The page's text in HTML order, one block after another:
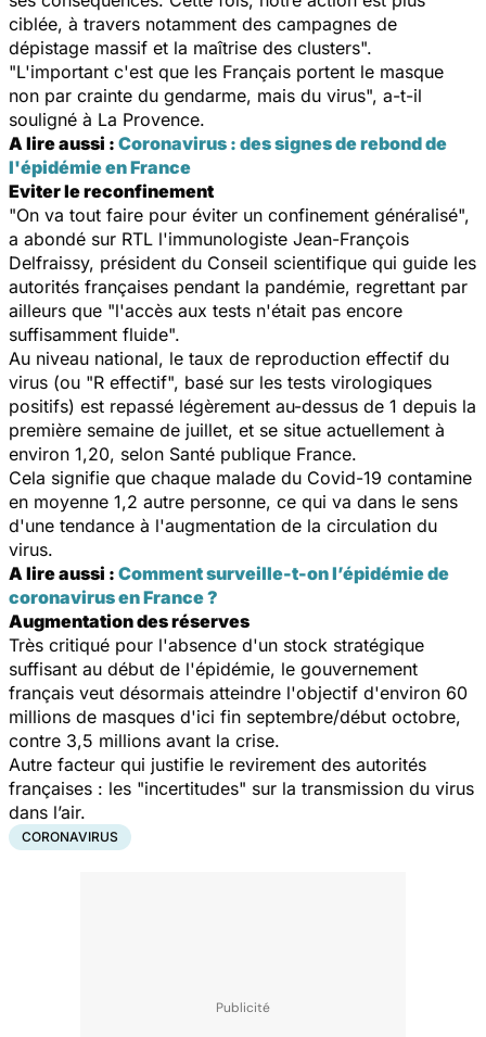
ciblée, à travers notamment des campagnes de
dépistage massif et la maîtrise des clusters".
"L'important c'est que les Français portent le masque
non par crainte du gendarme, mais du virus", a-t-il
souligné à La Provence.
A lire aussi : Coronavirus : des signes de rebond de
l'épidémie en France
Eviter le reconfinement
"On va tout faire pour éviter un confinement généralisé",
a abondé sur RTL l'immunologiste Jean-François
Delfraissy, président du Conseil scientifique qui guide les
autorités françaises pendant la pandémie, regrettant par
ailleurs que "l'accès aux tests n'était pas encore
suffisamment fluide".
Au niveau national, le taux de reproduction effectif du
virus (ou "R effectif", basé sur les tests virologiques
positifs) est repassé légèrement au-dessus de 1 depuis la
première semaine de juillet, et se situe actuellement à
environ 1,20, selon Santé publique France.
Cela signifie que chaque malade du Covid-19 contamine
en moyenne 1,2 autre personne, ce qui va dans le sens
d'une tendance à l'augmentation de la circulation du
virus.
A lire aussi : Comment surveille-t-on l’épidémie de
coronavirus en France ?
Augmentation des réserves
Très critiqué pour l'absence d'un stock stratégique
suffisant au début de l'épidémie, le gouvernement
français veut désormais atteindre l'objectif d'environ 60
millions de masques d'ici fin septembre/début octobre,
contre 3,5 millions avant la crise.
Autre facteur qui justifie le revirement des autorités
françaises : les "incertitudes" sur la transmission du virus
dans l’air.
CORONAVIRUS